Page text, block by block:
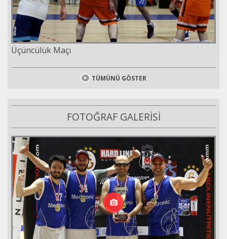
Üçüncülük Maçı
TÜMÜNÜ GÖSTER
FOTOĞRAF GALERİSİ